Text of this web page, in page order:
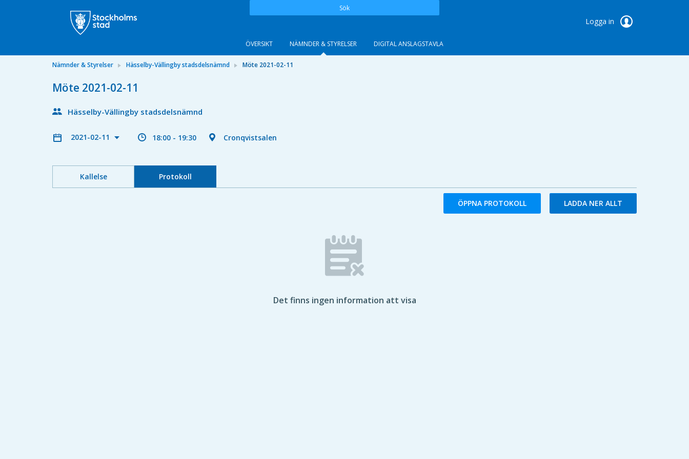
Sök
Logga in
ÖVERSIKT NÄMNDER & STYRELSER DIGITAL ANSLAGSTAVLA
Nämnder & Styrelser Hässelby-Vällingby stadsdelsnämnd Möte 2021-02-11
Möte 2021-02-11
Hässelby-Vällingby stadsdelsnämnd
2021-02-11 18:00 - 19:30 Cronqvistsalen
Kallelse Protokoll
ÖPPNA PROTOKOLL LADDA NER ALLT
Det finns ingen information att visa